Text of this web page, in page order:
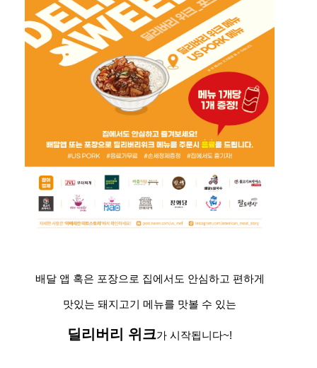
배달 앱 혹은 포장으로 집에서도 안심하고 편하게
맛있는 돼지고기 메뉴를 맛볼 수 있는
딜리버리 위크가 시작됩니다~!